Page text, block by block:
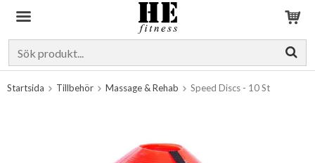
Startsida Tillbehör Massage & Rehab Speed Discs - 10 St